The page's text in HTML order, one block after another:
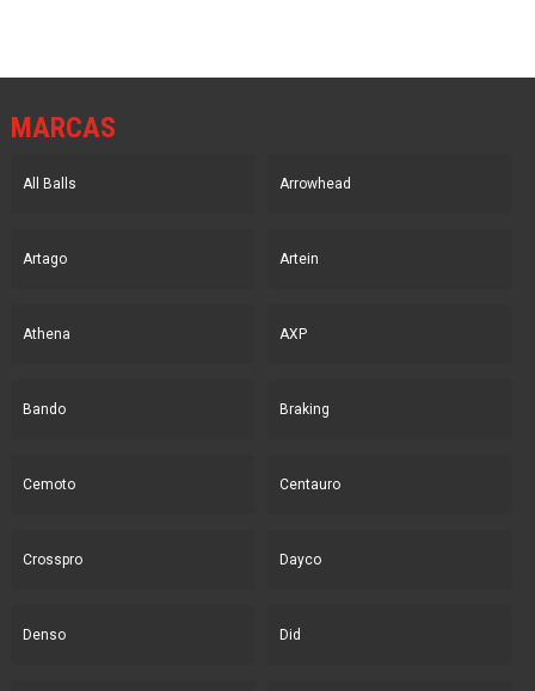
MARCAS
All Balls Arrowhead
Artago Artein
Athena AXP
Bando Braking
Cemoto Centauro
Crosspro Dayco
Denso Did